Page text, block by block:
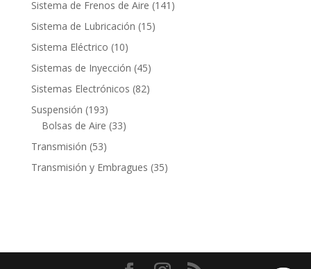
Sistema de Frenos de Aire 141 141
Sistema de Lubricación 1515
Sistema Eléctrico 1010
productos
Sistemas de Inyección 4545
productos
Sistemas Electrónicos 8282
Suspensión 193193
productos
Bolsas de Aire 3333
Transmisión 5353
productos
Transmisión y Embragues 3535